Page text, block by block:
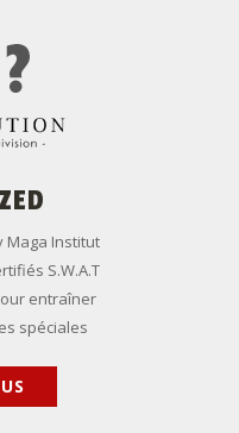
Maga Institut
S.W.A.T
entraîner
spéciales